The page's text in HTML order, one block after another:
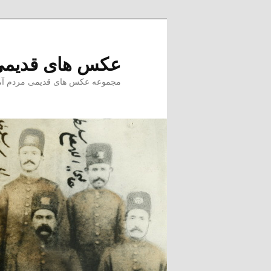
عکس های
مجموعه عکس های قدیمی مردم